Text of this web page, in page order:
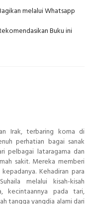
melalui Whatsapp
Buku ini
Irak, terbaring koma di
perhatian bagai sanak
pelbagai lataragama dan
sakit. Mereka memberi
Kehadiran para
melalui kisah-kisah
kecintaannya pada tari,
tangga yangdia alami dari